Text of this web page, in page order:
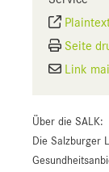
Seite
Link
Über die SALK:
Die Salzburger